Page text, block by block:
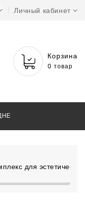
Личный кабинет
Корзина
0 товар
для